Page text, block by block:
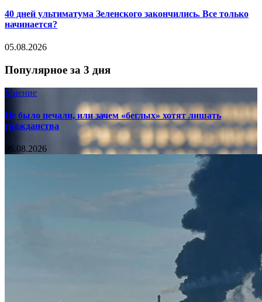
40 дней ультиматума Зеленского закончились. Все только
начинается?
05.08.2026
Популярное за 3 дня
Мнение
Не было печали, или зачем «беглых» хотят лишать
гражданства
06.08.2026